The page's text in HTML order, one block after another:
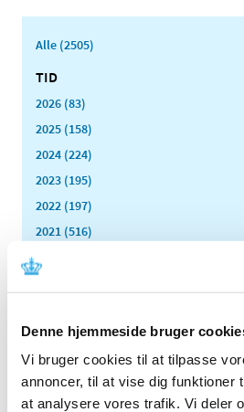
Denne hjemmeside bruger
Vi bruger cookies til at tilpasse
annoncer, til at vise dig funktioner
at analysere vores trafik. Vi deler
Alle (2505)
TID
2026 (83)
2025 (158)
2024 (224)
2023 (195)
2022 (197)
2021 (516)
oktober (20)
september (20)
august (17)
juli (11)